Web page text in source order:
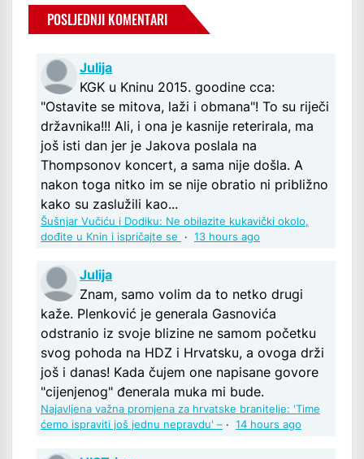
POSLJEDNJI KOMENTARI
Julija
KGK u Kninu 2015. goodine cca:
"Ostavite se mitova, laži i obmana"! To su riječi
državnika!!! Ali, i ona je kasnije reterirala, ma
još isti dan jer je Jakova poslala na
Thompsonov koncert, a sama nije došla. A
nakon toga nitko im se nije obratio ni približno
kako su zaslužili kao...
Šušnjar Vučiću i Dodiku: Ne obilazite kukavički okolo,
dođite u Knin i ispričajte se
· 13 hours ago
Julija
Znam, samo volim da to netko drugi
kaže. Plenković je generala Gasnovića
odstranio iz svoje blizine ne samom početku
svog pohoda na HDZ i Hrvatsku, a ovoga drži
još i danas! Kada čujem one napisane govore
"cijenjenog" đenerala muka mi bude.
Najavljena važna promjena za hrvatske branitelje: 'Time
ćemo ispraviti još jednu nepravdu' – · 14 hours ago